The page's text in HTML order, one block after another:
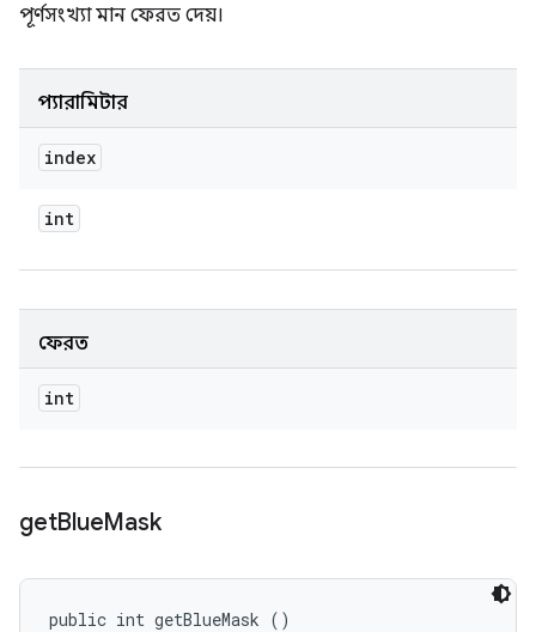
পূর্ণসংখ্যা মান ফেরত দেয়।
প্যারামিটার
index
int
ফেরত
int
getBlueMask
public int getBlueMask ()